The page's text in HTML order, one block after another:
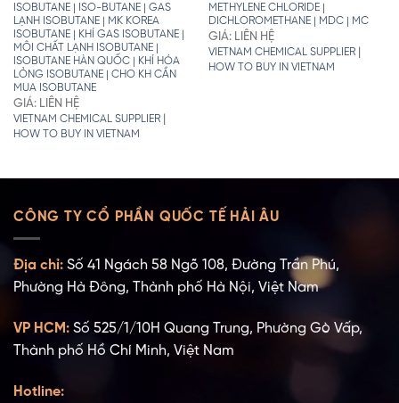
ISOBUTANE | ISO-BUTANE | GAS
LẠNH ISOBUTANE | MK KOREA
ISOBUTANE | KHÍ GAS ISOBUTANE |
MÔI CHẤT LẠNH ISOBUTANE |
ISOBUTANE HÀN QUỐC | KHÍ HÓA
LỎNG ISOBUTANE | CHO KH CẦN
MUA ISOBUTANE
GIÁ: LIÊN HỆ
VIETNAM CHEMICAL SUPPLIER|
HOW TO BUY IN VIETNAM
METHYLENE CHLORIDE |
DICHLOROMETHANE | MDC | MC
GIÁ: LIÊN HỆ
VIETNAM CHEMICAL SUPPLIER|
HOW TO BUY IN VIETNAM
CÔNG TY CỔ PHẦN QUỐC TẾ HẢI ÂU
Địa chỉ: Số 41 Ngách 58 Ngõ 108, Đường Trần Phú,
Phường Hà Đông, Thành phố Hà Nội, Việt Nam
VP HCM: Số 525/1/10H Quang Trung, Phường Gò Vấp,
Thành phố Hồ Chí Minh, Việt Nam
Hotline: